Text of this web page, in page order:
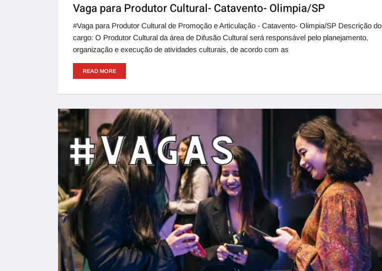
Vaga para Produtor Cultural- Catavento- Olimpia/SP
#Vaga para Produtor Cultural de Promoção e Articulação - Catavento- Olimpia/SP Descrição do
cargo: O Produtor Cultural da área de Difusão Cultural será responsável pelo planejamento,
organização e execução de atividades culturais, de acordo com as
READ MORE